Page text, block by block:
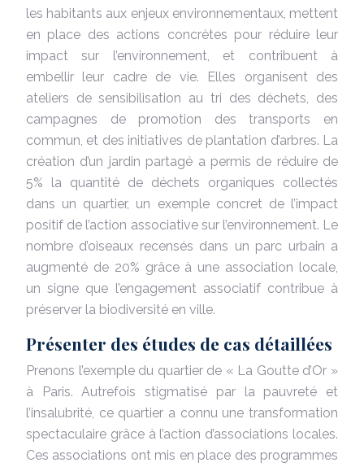
les habitants aux enjeux environnementaux, mettent
en place des actions concrètes pour réduire leur
impact sur l’environnement, et contribuent à
embellir leur cadre de vie. Elles organisent des
ateliers de sensibilisation au tri des déchets, des
campagnes de promotion des transports en
commun, et des initiatives de plantation d’arbres. La
création d’un jardin partagé a permis de réduire de
5% la quantité de déchets organiques collectés
dans un quartier, un exemple concret de l’impact
positif de l’action associative sur l’environnement. Le
nombre d’oiseaux recensés dans un parc urbain a
augmenté de 20% grâce à une association locale,
un signe que l’engagement associatif contribue à
préserver la biodiversité en ville.
Présenter des études de cas détaillées
Prenons l’exemple du quartier de « La Goutte d’Or »
à Paris. Autrefois stigmatisé par la pauvreté et
l’insalubrité, ce quartier a connu une transformation
spectaculaire grâce à l’action d’associations locales.
Ces associations ont mis en place des programmes